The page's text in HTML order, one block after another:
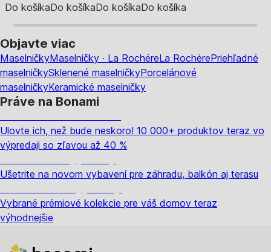
Do košíkaDo košíkaDo košíkaDo košíka
Objavte viac
MaselničkyMaselničky · La RochéreLa RochérePriehľadné
maselničkySklenené maselničkyPorcelánové
maselničkyKeramické maselničky
Práve na Bonami
Ulovte ich, než bude neskoro! 10 000+ produktov teraz vo
výpredaji so zľavou až 40 %
Ušetrite na novom vybavení pre záhradu, balkón aj terasu
Vybrané prémiové kolekcie pre váš domov teraz
výhodnejšie